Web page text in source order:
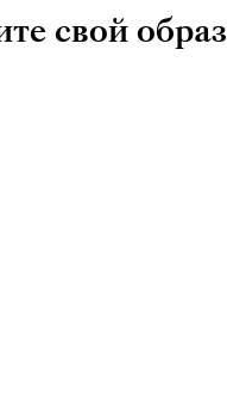
свой образ